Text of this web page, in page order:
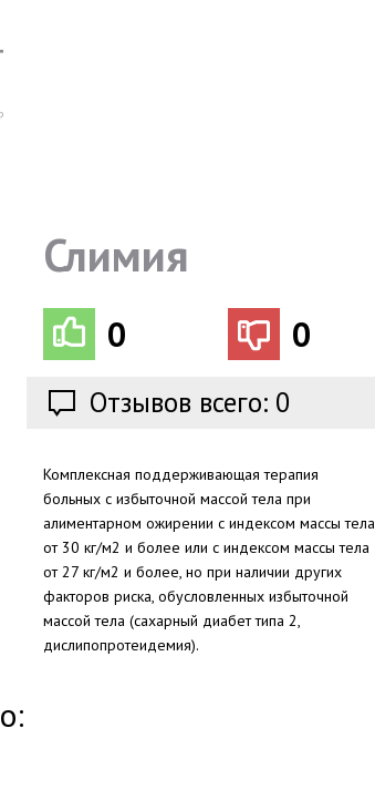
Слимия
0 0
Отзывов всего: 0
Комплексная поддерживающая терапия
больных с избыточной массой тела при
алиментарном ожирении с индексом массы тела
от 30 кг/м2 и более или с индексом массы тела
от 27 кг/м2 и более, но при наличии других
факторов риска, обусловленных избыточной
массой тела (сахарный диабет типа 2,
дислипопротеидемия).